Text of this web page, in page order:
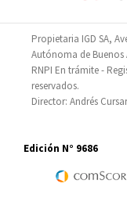
Propietaria IGD SA,
Autónoma de
RNPI En trámite -
reservados.
Director: Andrés
Edición N° 9686